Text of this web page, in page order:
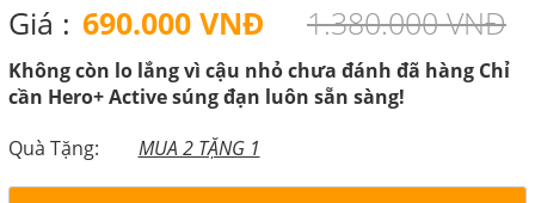
Giá : 690.000 VNĐ 1.380.000 VNĐ
Không còn lo lắng vì cậu nhỏ chưa đánh đã hàng Chỉ
cần Hero+ Active súng đạn luôn sẵn sàng!
Quà Tặng:
MUA 2 TẶNG 1